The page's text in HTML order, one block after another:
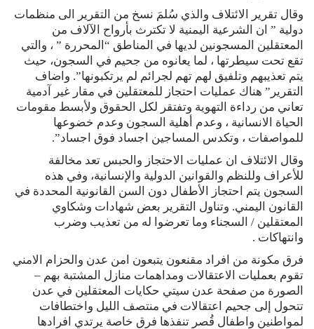
وقال تقرير الائتلاف والذي سُلمَ نسخ من التقرير الى منظمات
دولية ” ان الشرعية اليمنية لا تكترث بأرواح الآلاف من
المعتقلين المسجونين لديها في المناطق “المحررة ” ، والتي
تقع تحت سيطرتها ، لما يعانوه من جحيم في السجون، حيث
يتم تعذيبهم وتلفيق لهم تهم لجرائم لم يرتكبونها”. واضاف
التقرير” هناك عمليات احتجاز للمعتقلين في مقار غير آدمية
تعاني من رداءة التهوية وتفتقر لكل الحقوق ولأبسط مقومات
الحياة الانسانية ، وعدم أهلية السجون وعدم خضوعها
للمواصفات ، وتكدس المساجين اجساد فوق اجساد”.
وقال الائتلاف ان عمليات الاحتجاز والحبس تعد مخالفة
للأعراف وللنظم والقوانين الدولية والإنسانية، وفي هذه
السجون يتم احتجاز الأطفال دون السن القانونية المحددة في
القانون اليمني. وتناول التقرير بعض شهادات وشكاوي
المعتقلين / السجناء وما تعرضوا له من تعذيب وضرب
وانتهاكات .
فرق مكونة من افراد مقنعون يتبعون امن عدن والحزام الامني
تقوم بعمليات الاعتقالات ومداهمات منازل المشتبة بهم –
الصورة من صفحة عدن سيتي حكايات المعتقلين في عدن
تتحول إلى جحيم اعتقالات في منتصف الليل واختطافات
لمواطنين واطفال قُصر تنفذها فرق خاصة يرتدي افرادها